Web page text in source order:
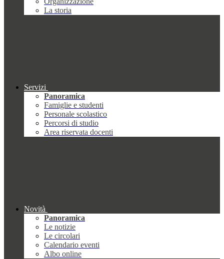
La storia
Servizi
Panoramica
Famiglie e studenti
Personale scolastico
Percorsi di studio
Area riservata docenti
Novità
Panoramica
Le notizie
Le circolari
Calendario eventi
Albo online